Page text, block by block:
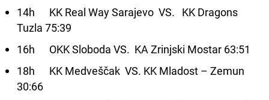
14h KK Real Way Sarajevo VS. KK Dragons
Tuzla 75:39
16h OKK Sloboda VS. KA Zrinjski Mostar 63:51
18h KK Medveščak VS. KK Mladost – Zemun
30:66